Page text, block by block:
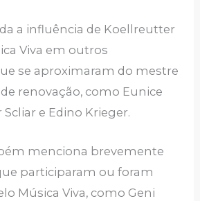
a influência de Koellreutter
Viva em outros
se aproximaram do mestre
renovação, como Eunice
e Edino Krieger.
menciona brevemente
participaram ou foram
Música Viva, como Geni